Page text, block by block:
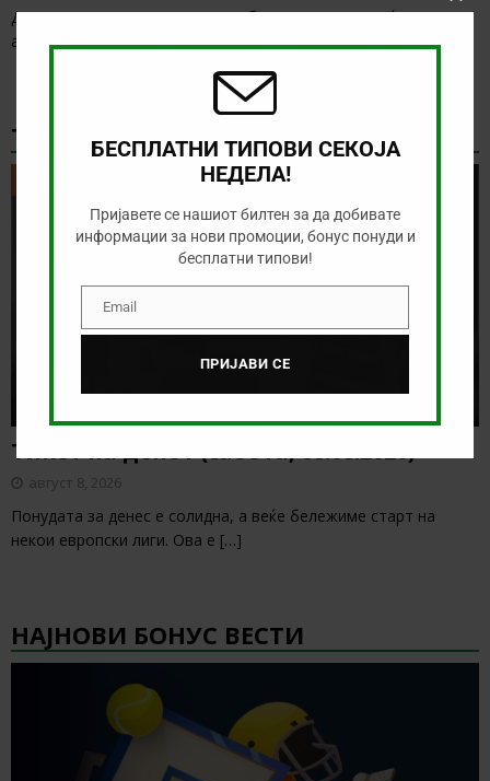
Денес нема голема понуда за обложување, а ние ќе го
анализираме дуелот од бразилското првенство[…]
ТИКЕТ НА ДЕНОТ
Тикет на денот (сабота, 08.08.2026)
август 8, 2026
Понудата за денес е солидна, а веќе бележиме старт на
некои европски лиги. Ова е […]
НАЈНОВИ БОНУС ВЕСТИ
БЕСПЛАТНИ ТИПОВИ СЕКОЈА
НЕДЕЛА!
Пријавете се нашиот билтен за да добивате
информации за нови промоции, бонус понуди и
бесплатни типови!
EmailEmail
ПРИЈАВИ СЕ